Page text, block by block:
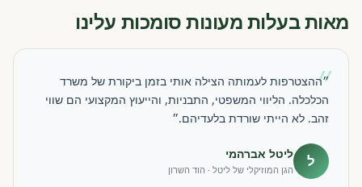
מאות בעלות מעונות סומכות עלינו
״
״ההצטרפות לעמותה הצילה אותי בזמן ביקורת של משרד
הכלכלה. הליווי המשפטי, התבניות, והייעוץ המקצועי הם שווי
זהב. לא הייתי שורדת בלעדיהם.״
ל ליטל אברהמי
הגן המוזיקלי של ליטל · הוד השרון